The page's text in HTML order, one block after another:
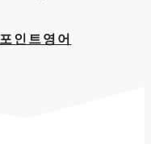
포인트영어